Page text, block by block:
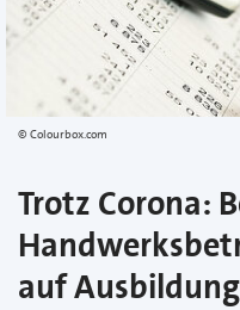
Colourbox.com
Trotz Corona:
auf